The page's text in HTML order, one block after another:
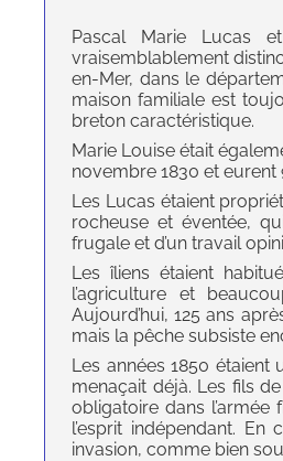
Pascal Marie Lucas
vraisemblablement
en-Mer, dans le
maison familiale est
breton caractéristique.
Marie Louise était
novembre 1830 et eurent
Les Lucas étaient
rocheuse et éventée,
frugale et d’un travail
Les îliens étaient
l’agriculture et
Aujourd’hui, 125 ans
mais la pêche subsiste
Les années 1850
menaçait déjà. Les fils
obligatoire dans l’armée
l’esprit indépendant.
invasion, comme bien